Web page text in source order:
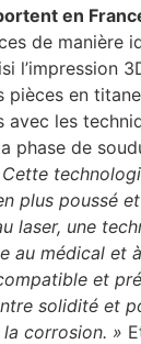
en
de manière
l’impression
en
avec les
phase de
Cette
plus poussé
laser, une
au médical et
et
solidité et
corrosion. »